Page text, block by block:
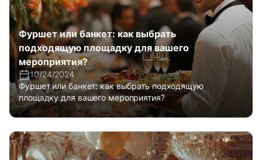
Фуршет или банкет: как выбрать
подходящую площадку для вашего
мероприятия?
10/24/2024
Фуршет или банкет: как выбрать подходящую
площадку для вашего мероприятия?